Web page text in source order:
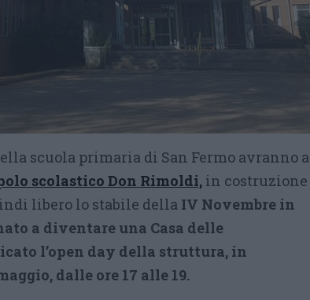
scuola primaria di San Fermo avranno a
scolastico Don Rimoldi, in costruzione
libero lo stabile della IV Novembre in
a diventare una Casa delle
l’open day della struttura, in
dalle ore 17 alle 19.